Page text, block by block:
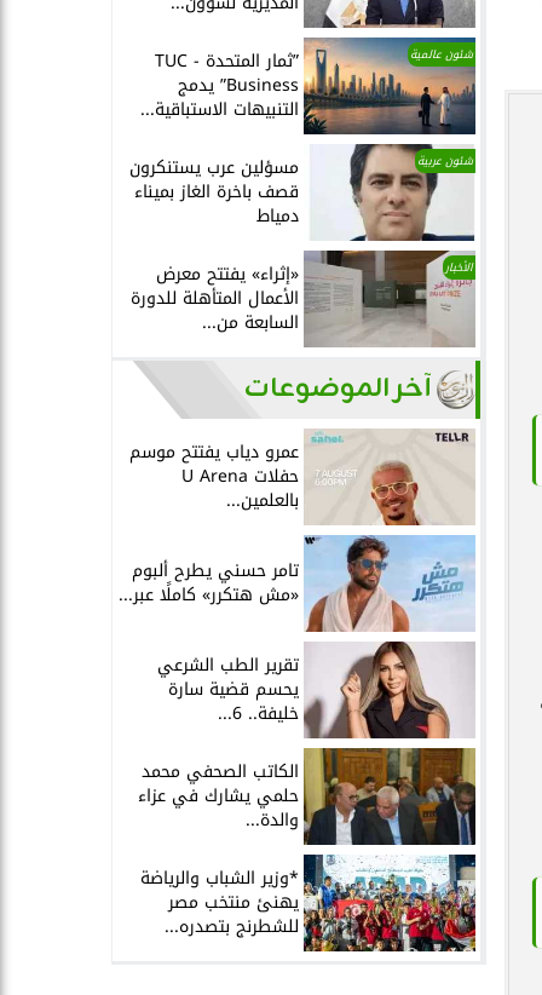
شئون عالمية ”ثمار المتحدة - TUC
Business” يدمج
التنبيهات الاستباقية...
شئون عربية مسؤلين عرب يستنكرون
قصف باخرة الغاز بميناء
دمياط
الأخبار «إثراء» يفتتح معرض
الأعمال المتأهلة للدورة
السابعة من...
آخر الموضوعات
عمرو دياب يفتتح موسم
حفلات U Arena
بالعلمين...
تامر حسني يطرح ألبوم
«مش هتكرر» كاملًا عبر...
تقرير الطب الشرعي
يحسم قضية سارة
خليفة.. 6...
الكاتب الصحفي محمد
حلمي يشارك في عزاء
والدة...
*وزير الشباب والرياضة
يهنئ منتخب مصر
للشطرنج بتصدره...